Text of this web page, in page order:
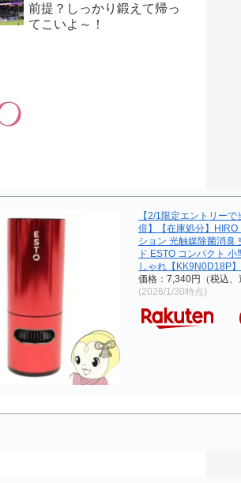
前提？しっかり鍛えて帰っ
てこいよ～！
【2/1限定エントリー
倍】【在庫処分】HIRO
ション 光触媒除菌消臭
ド ESTO コンパクト
しゃれ【KK9N0D18P】
価格：7,340円（税込、
(2026/1/30時点)